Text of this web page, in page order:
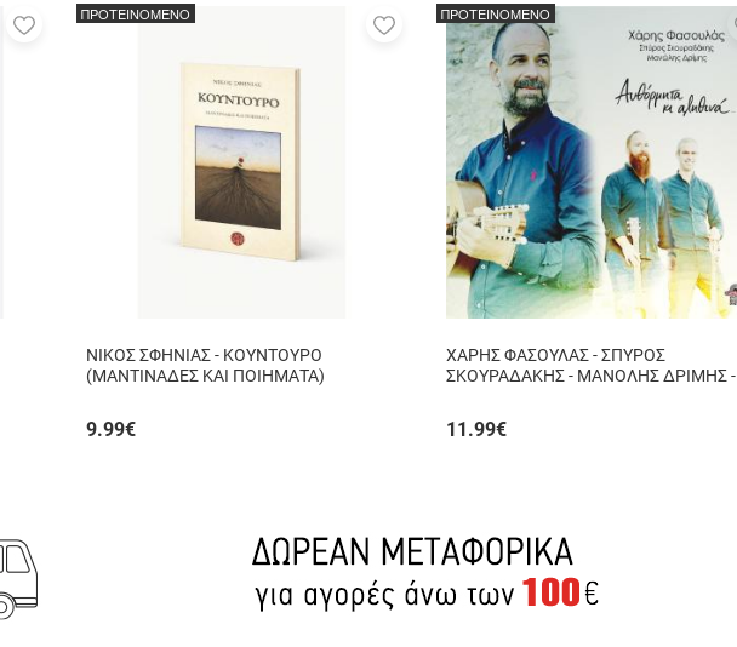
Προσθήκη
ΝΙΚΟΣ ΣΦΗΝΙΑΣ - ΚΟΥΝΤΟΥΡΟ
(ΜΑΝΤΙΝΑΔΕΣ ΚΑΙ ΠΟΙΗΜΑΤΑ)
9.99€
ΠΡΟΤΕΙΝΟΜΕΝΟ
Προσθήκη
αγαπημένα
ΧΑΡΗΣ ΦΑΣΟΥΛΑΣ - ΣΠΥΡΟΣ
ΣΚΟΥΡΑΔΑΚΗΣ - ΜΑΝΟΛΗΣ ΔΡΙΜΗΣ -
11.99€
ΠΡΟΤΕΙΝΟΜΕΝΟ